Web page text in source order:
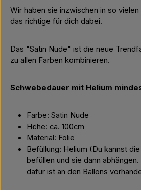
Wir haben sie inzwischen in so
das richtige für dich dabei.
Das "Satin Nude" ist die neue
zu allen Farben kombinieren.
Schwebedauer mit Helium
Farbe: Satin Nude
Höhe: ca. 100cm
Material: Folie
Befüllung: Helium (Du kannst
befüllen und sie dann
dafür ist an den Ballons